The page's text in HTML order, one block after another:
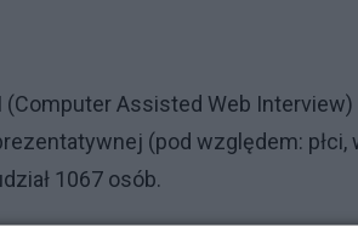
Assisted Web Interview)
(pod względem:
1067 osób.